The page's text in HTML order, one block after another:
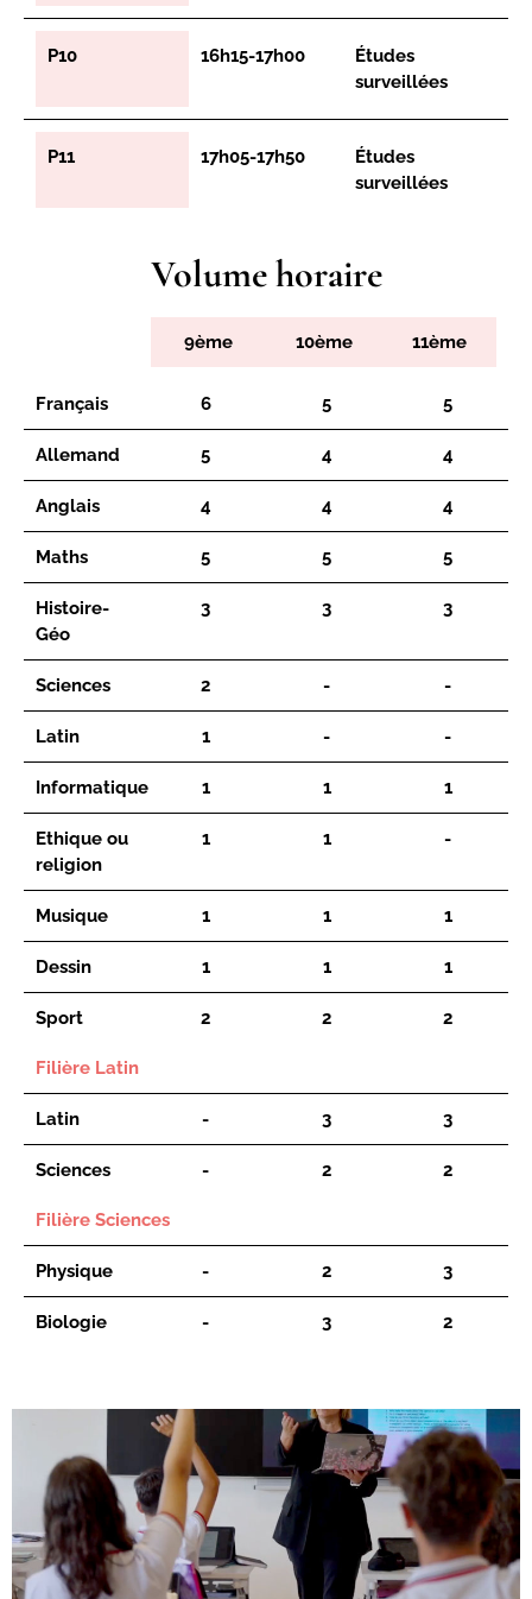
P10 16h15-17h00
Études
surveillées
P11 17h05-17h50
Études
surveillées
Volume horaire
9ème 10ème 11ème
Français 6 5 5
Allemand 5 4 4
Anglais 4 4 4
Maths 5 5 5
Histoire-
Géo
3 3 3
Sciences 2 - -
Latin 1 - -
Informatique 1 1 1
Ethique ou
religion
1 1 -
Musique 1 1 1
Dessin 1 1 1
Sport 2 2 2
Filière Latin
Latin - 3 3
Sciences - 2 2
Filière Sciences
Physique - 2 3
Biologie - 3 2